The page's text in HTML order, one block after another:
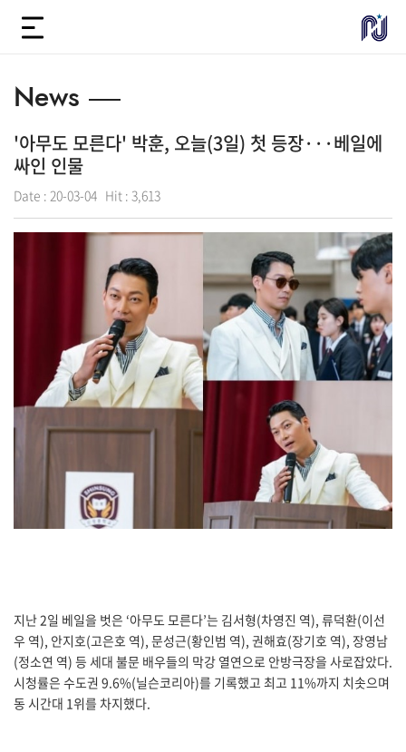
News
'아무도 모른다' 박훈, 오늘(3일) 첫 등장···베일에
싸인 인물
Date : 20-03-04 Hit : 3,613
지난 2일 베일을 벗은 ‘아무도 모른다’는 김서형(차영진 역), 류덕환(이선
우 역), 안지호(고은호 역), 문성근(황인범 역), 권해효(장기호 역), 장영남
(정소연 역) 등 세대 불문 배우들의 막강 열연으로 안방극장을 사로잡았다.
시청률은 수도권 9.6%(닐슨코리아)를 기록했고 최고 11%까지 치솟으며
동 시간대 1위를 차지했다.